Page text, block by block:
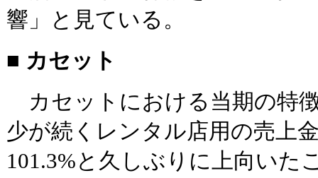
響」と見ている。
■ カセット
カセットにおける当期の特
少が続くレンタル店用の売上
101.3%と久しぶりに上向いた